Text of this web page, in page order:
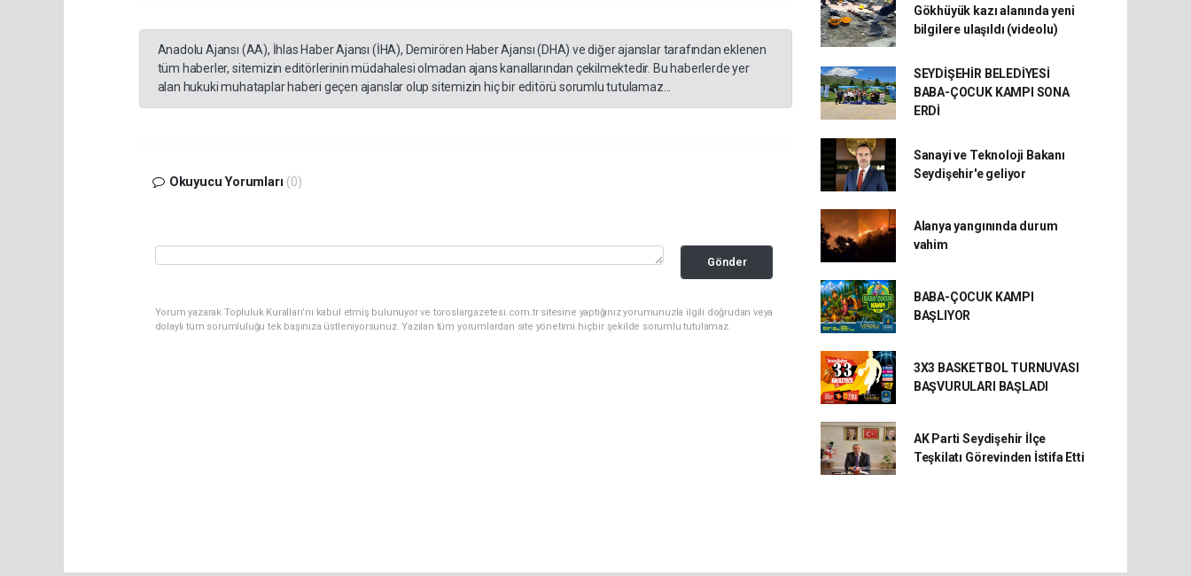
Anadolu Ajansı (AA), İhlas Haber Ajansı (İHA), Demirören Haber Ajansı (DHA) ve diğer ajanslar tarafından eklenen
tüm haberler, sitemizin editörlerinin müdahalesi olmadan ajans kanallarından çekilmektedir. Bu haberlerde yer
alan hukuki muhataplar haberi geçen ajanslar olup sitemizin hiç bir editörü sorumlu tutulamaz...
Okuyucu Yorumları (0)
Gönder
Yorum yazarak Topluluk Kuralları’nı kabul etmiş bulunuyor ve toroslargazetesi.com.tr sitesine yaptığınız yorumunuzla ilgili doğrudan veya
dolaylı tüm sorumluluğu tek başınıza üstleniyorsunuz. Yazılan tüm yorumlardan site yönetimi hiçbir şekilde sorumlu tutulamaz.
Gökhüyük kazı alanında yeni
bilgilere ulaşıldı (videolu)
SEYDİŞEHİR BELEDİYESİ
BABA-ÇOCUK KAMPI SONA
ERDİ
Sanayi ve Teknoloji Bakanı
Seydişehir'e geliyor
Alanya yangınında durum
vahim
BABA-ÇOCUK KAMPI
BAŞLIYOR
3X3 BASKETBOL TURNUVASI
BAŞVURULARI BAŞLADI
AK Parti Seydişehir İlçe
Teşkilatı Görevinden İstifa Etti